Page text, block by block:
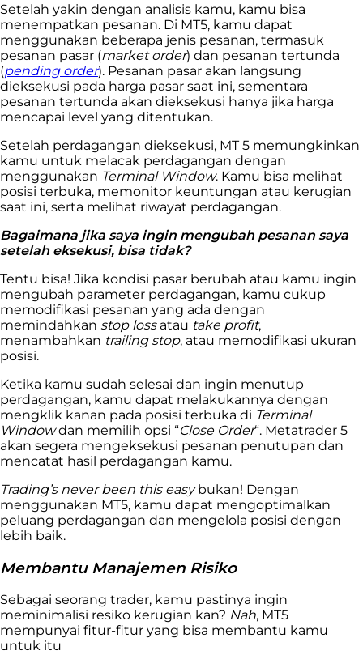
Setelah yakin dengan analisis kamu, kamu bisa
menempatkan pesanan. Di MT5, kamu dapat
menggunakan beberapa jenis pesanan, termasuk
pesanan pasar (market order) dan pesanan tertunda
(pending order). Pesanan pasar akan langsung
dieksekusi pada harga pasar saat ini, sementara
pesanan tertunda akan dieksekusi hanya jika harga
mencapai level yang ditentukan.
Setelah perdagangan dieksekusi, MT 5 memungkinkan
kamu untuk melacak perdagangan dengan
menggunakan Terminal Window. Kamu bisa melihat
posisi terbuka, memonitor keuntungan atau kerugian
saat ini, serta melihat riwayat perdagangan.
Bagaimana jika saya ingin mengubah pesanan saya
setelah eksekusi, bisa tidak?
Tentu bisa! Jika kondisi pasar berubah atau kamu ingin
mengubah parameter perdagangan, kamu cukup
memodifikasi pesanan yang ada dengan
memindahkan stop lossatau take profit,
menambahkan trailing stop, atau memodifikasi ukuran
posisi.
Ketika kamu sudah selesai dan ingin menutup
perdagangan, kamu dapat melakukannya dengan
mengklik kanan pada posisi terbuka di Terminal
Windowdan memilih opsi “Close Order“. Metatrader 5
akan segera mengeksekusi pesanan penutupan dan
mencatat hasil perdagangan kamu.
Trading’s never been this easybukan! Dengan
menggunakan MT5, kamu dapat mengoptimalkan
peluang perdagangan dan mengelola posisi dengan
lebih baik.
Membantu Manajemen Risiko
Sebagai seorang trader, kamu pastinya ingin
meminimalisi resiko kerugian kan? Nah, MT5
mempunyai fitur-fitur yang bisa membantu kamu
untuk itu